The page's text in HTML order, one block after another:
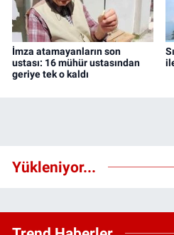
İmza atamayanların son
ustası: 16 mühür ustasından
geriye tek o kaldı
Yükleniyor...